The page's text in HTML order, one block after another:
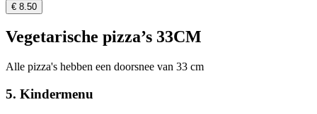
€ 8.50
Vegetarische pizza’s 33CM
Alle pizza's hebben een doorsnee van 33 cm
5. Kindermenu